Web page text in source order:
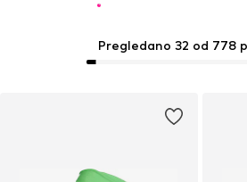
Pregledano 32 od 778